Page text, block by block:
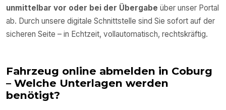
unmittelbar vor oder bei der Übergabe über unser Portal
ab. Durch unsere digitale Schnittstelle sind Sie sofort auf der
sicheren Seite – in Echtzeit, vollautomatisch, rechtskräftig.
Fahrzeug online abmelden in Coburg
– Welche Unterlagen werden
benötigt?